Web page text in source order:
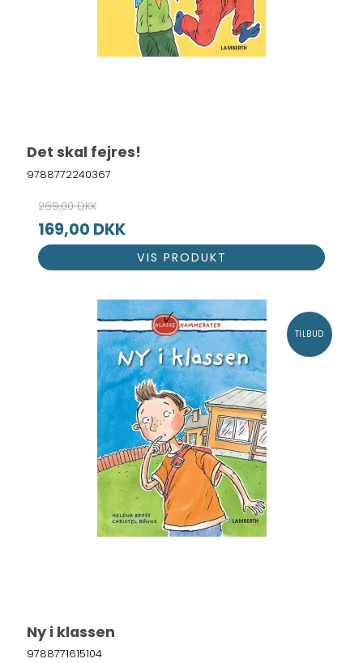
Det skal fejres!
9788772240367
269,00 DKK
169,00 DKK
VIS PRODUKT
TILBUD
Ny i klassen
9788771615104